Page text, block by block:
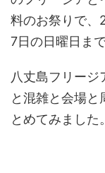
料のお祭りで、
7日の日曜日ま
八丈島フリー
と混雑と会場と
とめてみました。